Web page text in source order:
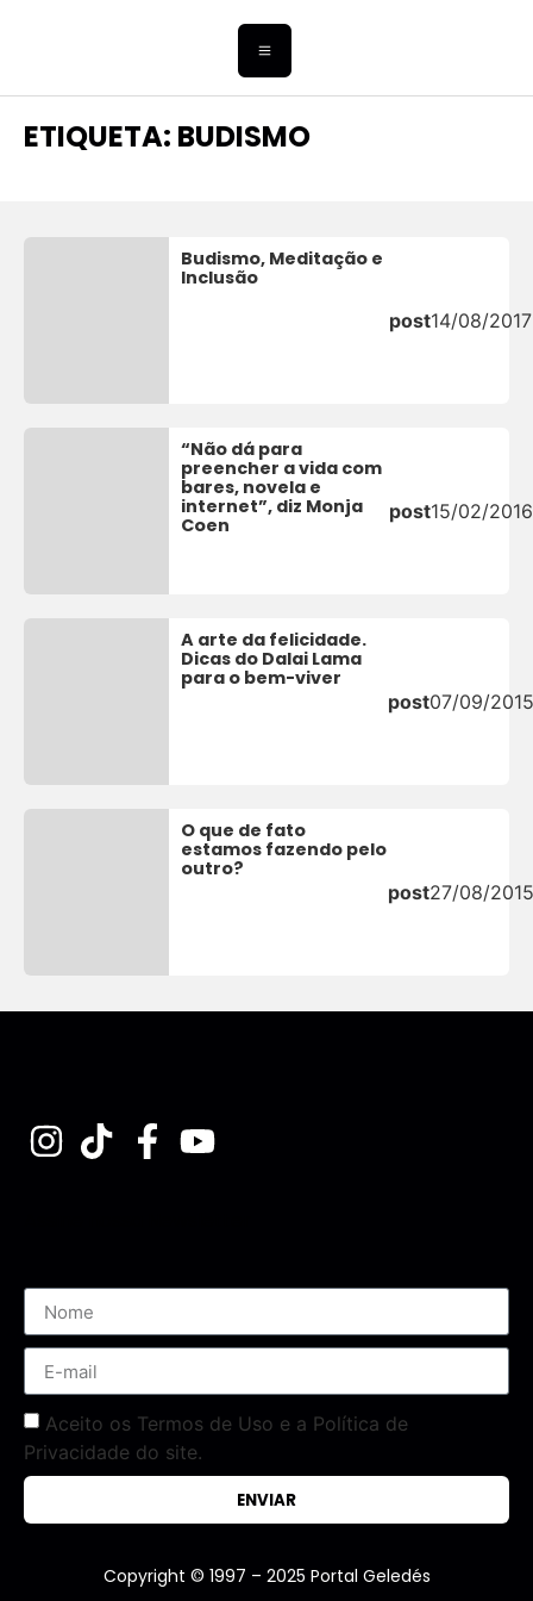
ETIQUETA: BUDISMO
Budismo, Meditação e
Inclusão
post14/08/2017
“Não dá para
preencher a vida com
bares, novela e
internet”, diz Monja
Coen
post15/02/2016
A arte da felicidade.
Dicas do Dalai Lama
para o bem-viver
post07/09/2015
O que de fato
estamos fazendo pelo
outro?
post27/08/2015
Aceito os Termos de Uso e a Política de
Privacidade do site.
ENVIAR
Copyright © 1997 – 2025 Portal Geledés